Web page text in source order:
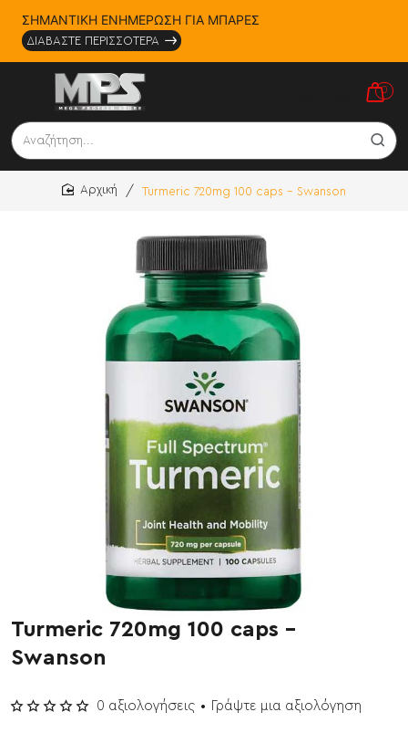
ΣΗΜΑΝΤΙΚΗ ΕΝΗΜΕΡΩΣΗ ΓΙΑ ΜΠΑΡΕΣ
ΔΙΑΒΑΣΤΕ ΠΕΡΙΣΣΟΤΕΡΑ
0
Αναζήτηση...
Turmeric 720mg 100 caps - Swanson
Turmeric 720mg 100 caps -
Swanson
0 αξιολογήσεις • Γράψτε μια αξιολόγηση